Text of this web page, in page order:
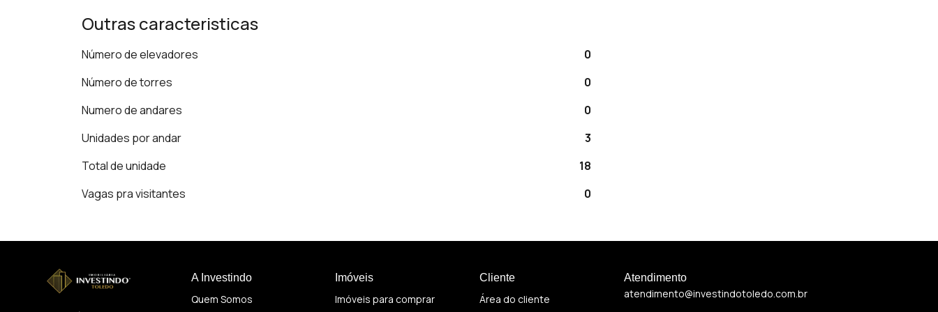
Outras caracteristicas
Número de elevadores
0
Número de torres
0
Numero de andares
0
Unidades por andar
3
Total de unidade
18
Vagas pra visitantes
0
A Investindo
Quem Somos
Imóveis
Imóveis para comprar
Cliente
Área do cliente
Atendimento
atendimento@investindotoledo.com.br